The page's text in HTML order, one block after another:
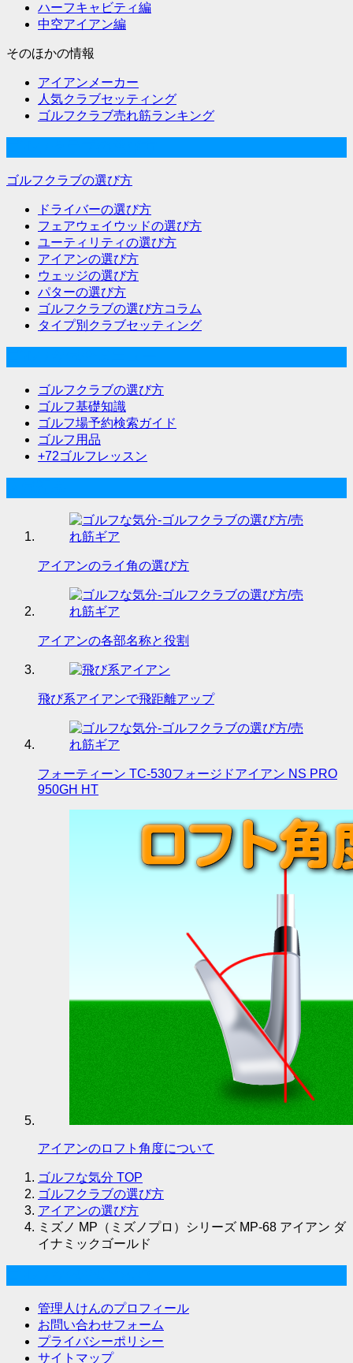
ハーフキャビティ編
中空アイアン編
そのほかの情報
アイアンメーカー
人気クラブセッティング
ゴルフクラブ売れ筋ランキング
ゴルフクラブの選び方
ドライバーの選び方
フェアウェイウッドの選び方
ユーティリティの選び方
アイアンの選び方
ウェッジの選び方
パターの選び方
ゴルフクラブの選び方コラム
タイプ別クラブセッティング
ゴルフクラブの選び方
ゴルフ基礎知識
ゴルフ場予約検索ガイド
ゴルフ用品
+72ゴルフレッスン
アイアンのライ角の選び方
アイアンの各部名称と役割
飛び系アイアンで飛距離アップ
フォーティーン TC-530フォージドアイアン NS PRO
950GH HT
アイアンのロフト角度について
ゴルフな気分 TOP
ゴルフクラブの選び方
アイアンの選び方
ミズノ MP（ミズノプロ）シリーズ MP-68 アイアン ダ
イナミックゴールド
管理人けんのプロフィール
お問い合わせフォーム
プライバシーポリシー
サイトマップ